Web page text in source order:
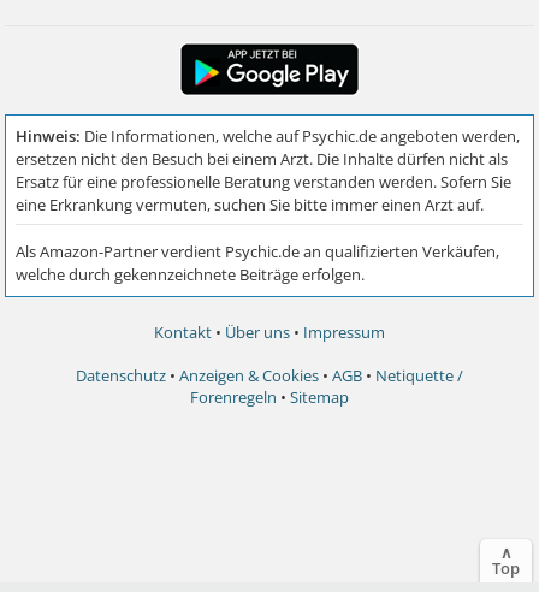
Kontakt • Über uns • Impressum
Datenschutz • Anzeigen & Cookies • AGB • Netiquette /
Forenregeln • Sitemap
∧
Top